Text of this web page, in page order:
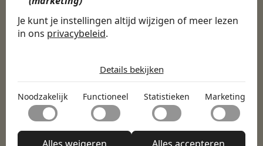
Je kunt je instellingen altijd wijzigen of meer lezen
in ons privacybeleid.
Noodzakelijk
Noodzakelijke cookies helpen een website bruikbaar te
maken door basisfuncties zoals paginanavigatie en
toegang tot beveiligde delen van de website mogelijk te
maken. Zonder deze cookies kan de website niet naar
Functioneel
onthouden welke de manier waarop de website zich
Statistieken
Details bekijken
Noodzakelijk Functioneel Statistieken Marketing
Marketing & Communicatie
Sales & Inkoop
Beleid & Organisatie
Onderwijs & Kinderopvang